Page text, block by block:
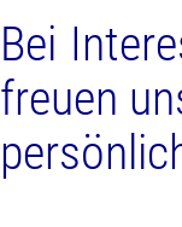
Bei
freuen